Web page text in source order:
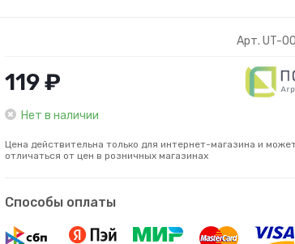
Арт. UT-
119 ₽
Нет в наличии
Цена действительна только для интернет-магазина и
отличаться от цен в розничных магазинах
Способы оплаты